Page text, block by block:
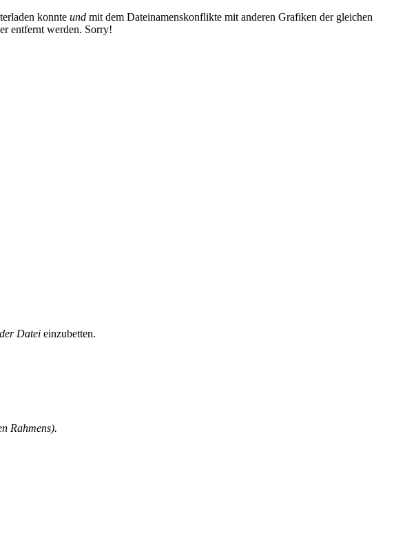
konnte und mit dem Dateinamenskonflikte mit anderen Grafiken der gleichen
entfernt werden. Sorry!
Datei einzubetten.
Rahmens).